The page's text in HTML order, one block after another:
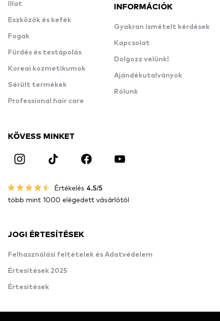
Illat
Eszközök és kefék
Fogak
Fürdés és testápolás
Koreai kozmetikumok
Sérült termékek
Professional hair care
INFORMÁCIÓK
Gyakran ismételt kérdések
Kapcsolat
Dolgozz velünk!
Ajándékutalványok
Rólunk
KÖVESS MINKET
Értékelés 4.5/5
több mint 1000 elégedett vásárlótól
JOGI ÉRTESÍTÉSEK
Felhasználási feltételek és Adatvédelem
Értesítések 2025
Értesítések